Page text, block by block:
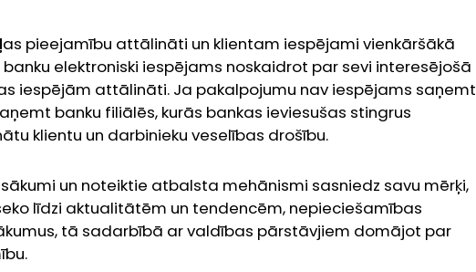
pieejamību attālināti un klientam iespējami vienkāršākā
elektroniski iespējams noskaidrot par sevi interesējošā
iespējām attālināti. Ja pakalpojumu nav iespējams saņemt
banku filiālēs, kurās bankas ieviesušas stingrus
klientu un darbinieku veselības drošību.
un noteiktie atbalsta mehānismi sasniedz savu mērķi,
līdzi aktualitātēm un tendencēm, nepieciešamības
tā sadarbībā ar valdības pārstāvjiem domājot par